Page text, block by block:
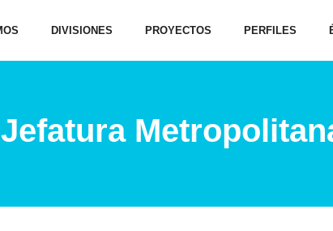
DIVISIONES PROYECTOS PERFILES